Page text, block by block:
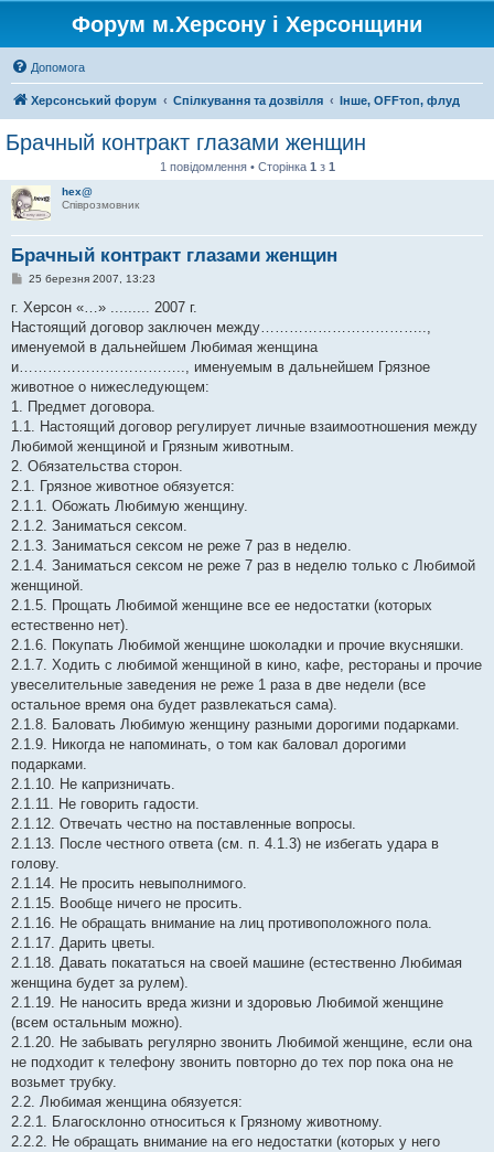
Форум м.Херсону і Херсонщини
Допомога
Херсонський форум Спілкування та дозвілля Інше, OFFтоп, флуд
Брачный контракт глазами женщин
1 повідомлення • Сторінка 1 з 1
hex@
Співрозмовник
Брачный контракт глазами женщин
П
в
д
о
л
е
н
я
25 березня 2007, 13:23
г. Херсон «…» ......... 2007 г.
Настоящий договор заключен между……………………………..,
именуемой в дальнейшем Любимая женщина
и…………………………….., именуемым в дальнейшем Грязное
животное о нижеследующем:
1. Предмет договора.
1.1. Настоящий договор регулирует личные взаимоотношения между
Любимой женщиной и Грязным животным.
2. Обязательства сторон.
2.1. Грязное животное обязуется:
2.1.1. Обожать Любимую женщину.
2.1.2. Заниматься сексом.
2.1.3. Заниматься сексом не реже 7 раз в неделю.
2.1.4. Заниматься сексом не реже 7 раз в неделю только с Любимой
женщиной.
2.1.5. Прощать Любимой женщине все ее недостатки (которых
естественно нет).
2.1.6. Покупать Любимой женщине шоколадки и прочие вкусняшки.
2.1.7. Ходить с любимой женщиной в кино, кафе, рестораны и прочие
увеселительные заведения не реже 1 раза в две недели (все
остальное время она будет развлекаться сама).
2.1.8. Баловать Любимую женщину разными дорогими подарками.
2.1.9. Никогда не напоминать, о том как баловал дорогими
подарками.
2.1.10. Не капризничать.
2.1.11. Не говорить гадости.
2.1.12. Отвечать честно на поставленные вопросы.
2.1.13. После честного ответа (см. п. 4.1.3) не избегать удара в
голову.
2.1.14. Не просить невыполнимого.
2.1.15. Вообще ничего не просить.
2.1.16. Не обращать внимание на лиц противоположного пола.
2.1.17. Дарить цветы.
2.1.18. Давать покататься на своей машине (естественно Любимая
женщина будет за рулем).
2.1.19. Не наносить вреда жизни и здоровью Любимой женщине
(всем остальным можно).
2.1.20. Не забывать регулярно звонить Любимой женщине, если она
не подходит к телефону звонить повторно до тех пор пока она не
возьмет трубку.
2.2. Любимая женщина обязуется:
2.2.1. Благосклонно относиться к Грязному животному.
2.2.2. Не обращать внимание на его недостатки (которых у него